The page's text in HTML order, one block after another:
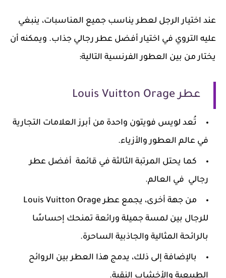
عند اختيار الرجل لعطر يناسب جميع المناسبات، ينبغي
عليه التروي في اختيار أفضل عطر رجالي جذاب. ويمكنه أن
يختار من بين العطور الفرنسية التالية:
عطر Louis Vuitton Orage
تُعد لويس فويتون واحدة من أبرز العلامات التجارية
في عالم العطور والأزياء.
كما يحتل المرتبة الثالثة في قائمة أفضل عطر
رجالي في العالم.
من جهة أخرى، يجمع عطر Louis Vuitton Orage
للرجال بين لمسة جميلة ورائعة تمنحك إحساسًا
بالرائحة المثالية والجاذبية الساحرة.
بالإضافة إلى ذلك، يدمج هذا العطر بين الروائح
الطبيعية والأخشاب النقية.